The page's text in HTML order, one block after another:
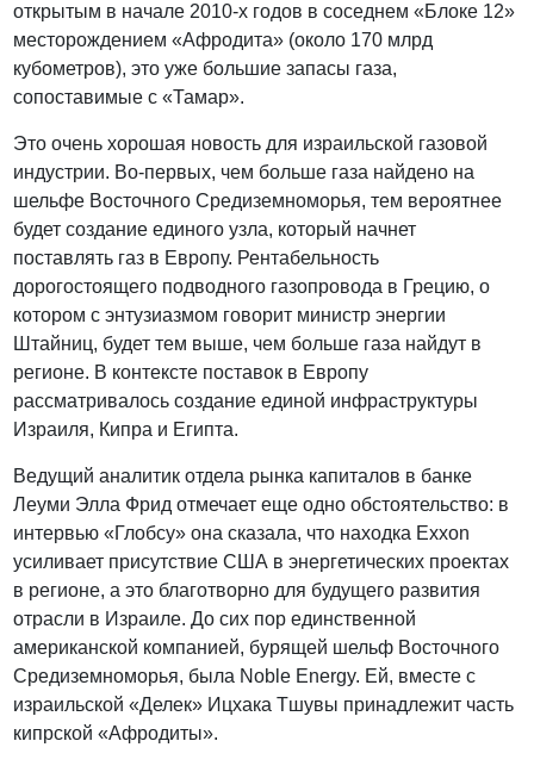
открытым в начале 2010-х годов в соседнем «Блоке 12»
месторождением «Афродита» (около 170 млрд
кубометров), это уже большие запасы газа,
сопоставимые с «Тамар».
Это очень хорошая новость для израильской газовой
индустрии. Во-первых, чем больше газа найдено на
шельфе Восточного Средиземноморья, тем вероятнее
будет создание единого узла, который начнет
поставлять газ в Европу. Рентабельность
дорогостоящего подводного газопровода в Грецию, о
котором с энтузиазмом говорит министр энергии
Штайниц, будет тем выше, чем больше газа найдут в
регионе. В контексте поставок в Европу
рассматривалось создание единой инфраструктуры
Израиля, Кипра и Египта.
Ведущий аналитик отдела рынка капиталов в банке
Леуми Элла Фрид отмечает еще одно обстоятельство: в
интервью «Глобсу» она сказала, что находка Exxon
усиливает присутствие США в энергетических проектах
в регионе, а это благотворно для будущего развития
отрасли в Израиле. До сих пор единственной
американской компанией, бурящей шельф Восточного
Средиземноморья, была Noble Energy. Ей, вместе с
израильской «Делек» Ицхака Тшувы принадлежит часть
кипрской «Афродиты».